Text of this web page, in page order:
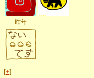
昨年
[+]